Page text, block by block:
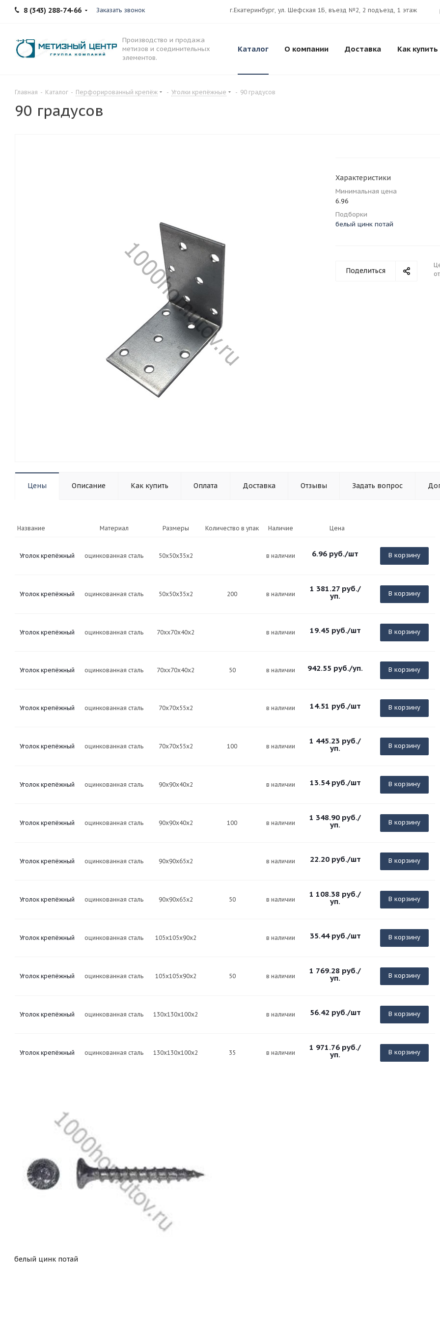
8 (343) 288-74-66 Заказать звонок г.Екатеринбург, ул. Шефская 1Б, въезд №2, 2 подъезд, 1 этаж
Производство и продажа
метизов и соединительных
элементов.
Каталог О компании Доставка Как купить
Главная - Каталог - Перфорированный крепёж - Уголки крепёжные - 90 градусов
90 градусов
Характеристики
Минимальная цена
6.96
Подборки
белый цинк потай
Поделиться
Цены Описание Как купить Оплата Доставка Отзывы Задать вопрос
Название Материал Размеры Количество в упак Наличие Цена
Уголок крепёжный оцинкованная сталь 50х50х35х2 в наличии 6.96 руб./шт В корзину
Уголок крепёжный оцинкованная сталь 50х50х35х2 200 в наличии
1 381.27руб./
уп. В корзину
Уголок крепёжный оцинкованная сталь 70хх70х40х2 в наличии 19.45 руб./шт В корзину
Уголок крепёжный оцинкованная сталь 70хх70х40х2 50 в наличии 942.55 руб./уп. В корзину
Уголок крепёжный оцинкованная сталь 70х70х55х2 в наличии 14.51 руб./шт В корзину
Уголок крепёжный оцинкованная сталь 70х70х55х2 100 в наличии
1 445.23 руб./
уп. В корзину
Уголок крепёжный оцинкованная сталь 90х90х40х2 в наличии 13.54руб./шт В корзину
Уголок крепёжный оцинкованная сталь 90х90х40х2 100 в наличии
1 348.90 руб./
уп. В корзину
Уголок крепёжный оцинкованная сталь 90х90х65х2 в наличии 22.20руб./шт В корзину
Уголок крепёжный оцинкованная сталь 90х90х65х2 50 в наличии
1 108.38 руб./
уп. В корзину
Уголок крепёжный оцинкованная сталь 105х105х90х2 в наличии 35.44руб./шт В корзину
Уголок крепёжный оцинкованная сталь 105х105х90х2 50 в наличии
1 769.28 руб./
уп. В корзину
Уголок крепёжный оцинкованная сталь 130х130х100х2 в наличии 56.42 руб./шт В корзину
Уголок крепёжный оцинкованная сталь 130х130х100х2 35 в наличии
1 971.76 руб./
уп. В корзину
белый цинк потай